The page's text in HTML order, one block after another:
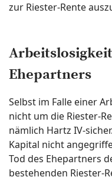
zur Riester-Rente
Ehepartners
Selbst im Falle einer
nicht um die Riester-
nämlich Hartz IV-
Kapital nicht
Tod des Ehepartners
bestehenden Riester-